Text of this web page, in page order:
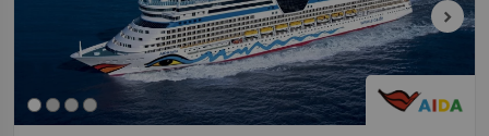
chevron_right